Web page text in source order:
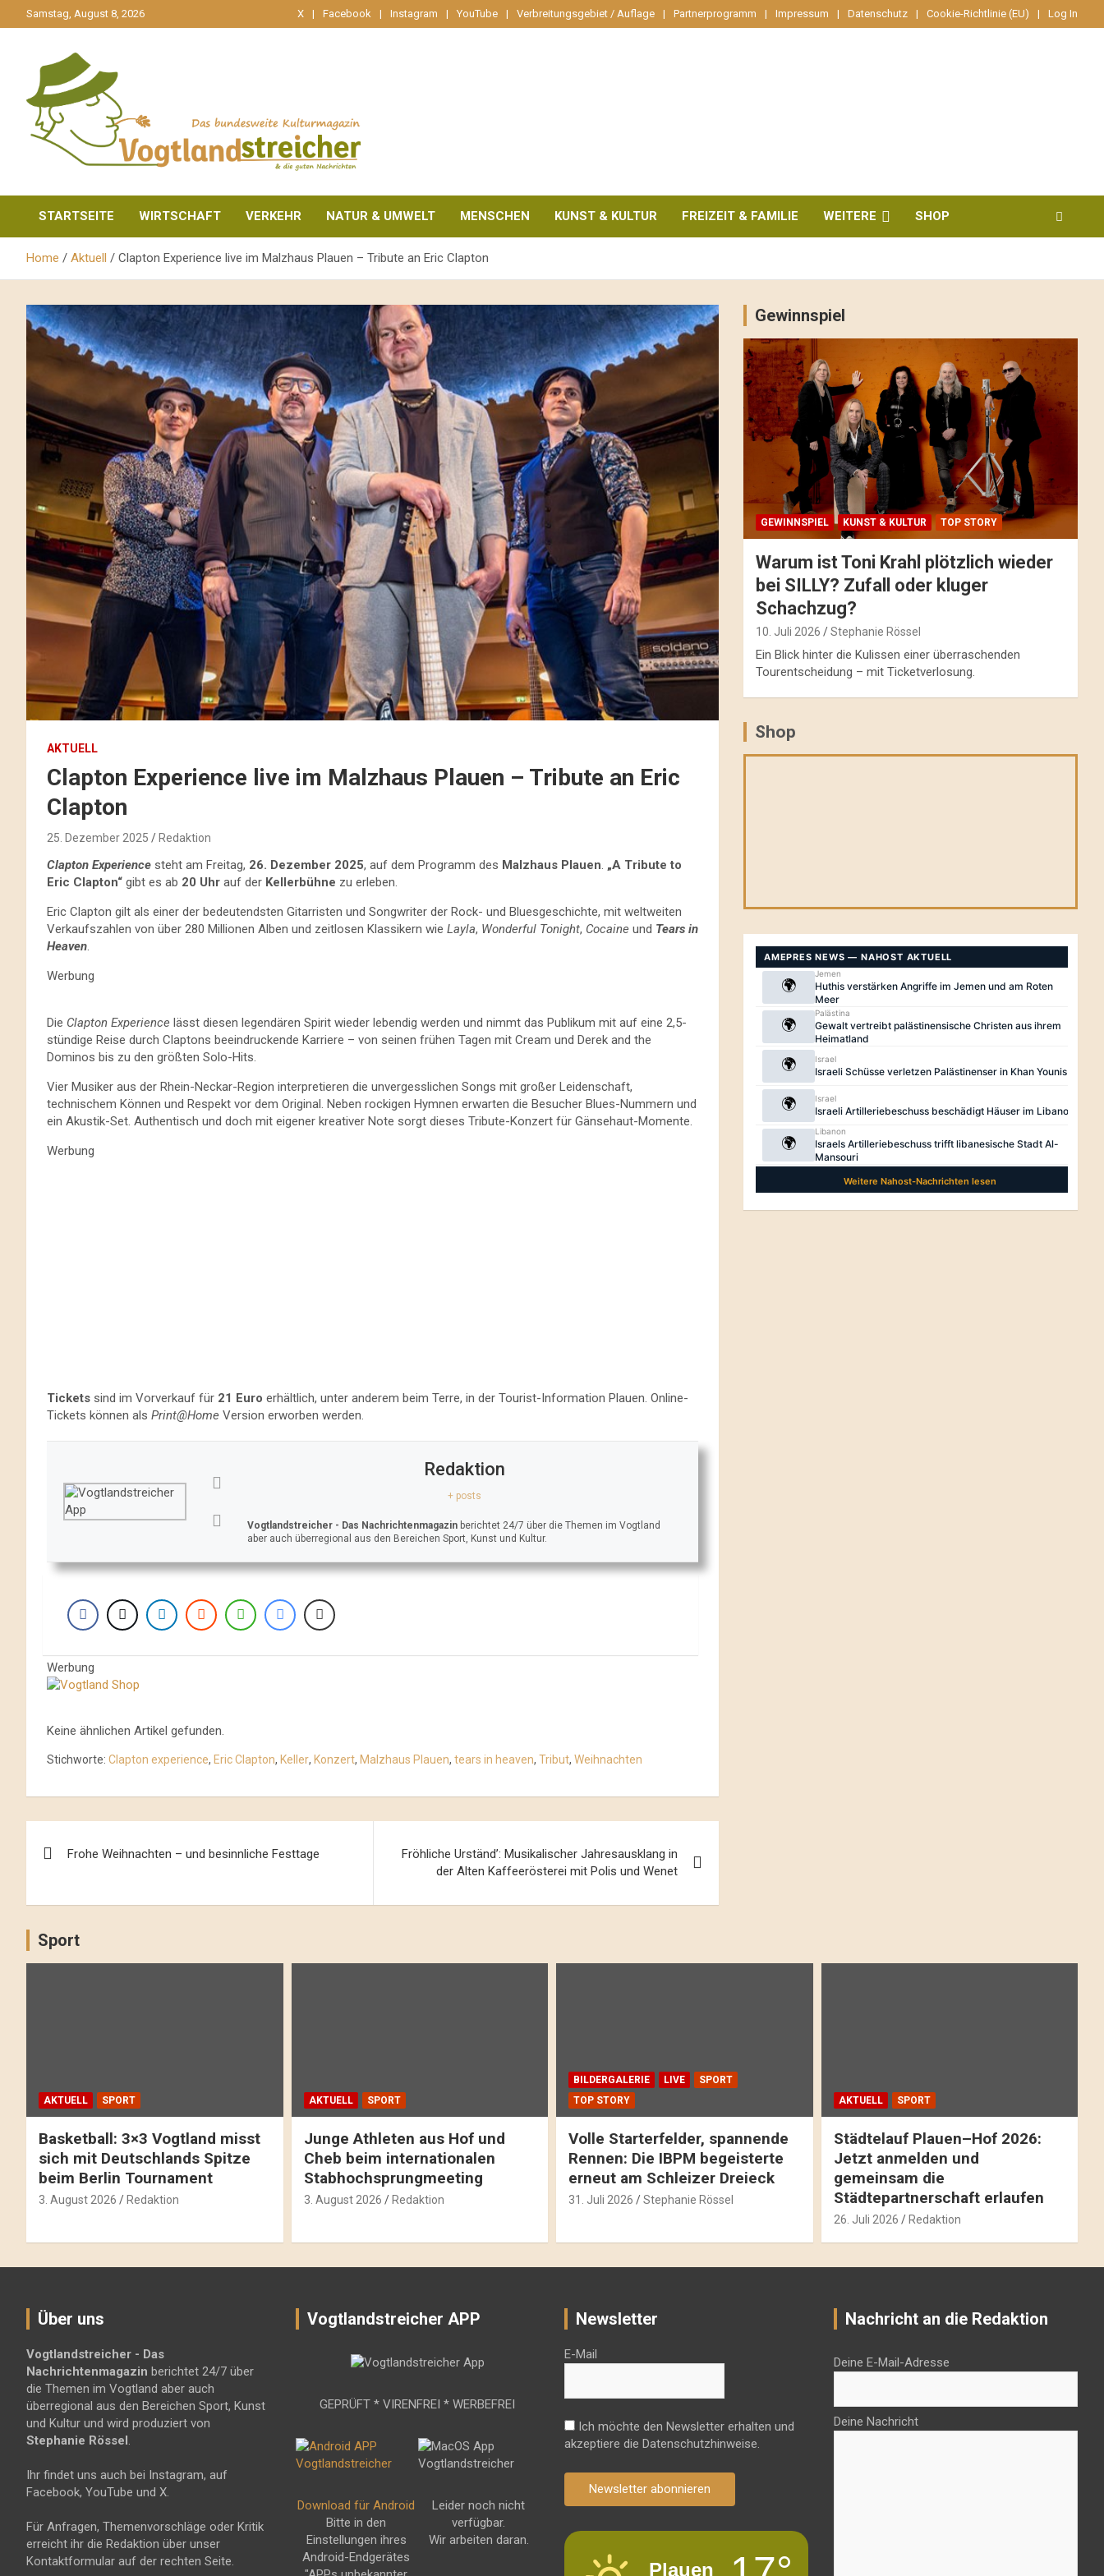
zum
Samstag, August 8, 2026 X Facebook Instagram YouTube Verbreitungsgebiet / Auflage Partnerprogramm Impressum Datenschutz Cookie-Richtlinie (EU) Log In
Vogtlandstreicher
STARTSEITE WIRTSCHAFT VERKEHR NATUR & UMWELT MENSCHEN KUNST & KULTUR FREIZEIT & FAMILIE WEITERE SHOP
Home Aktuell Clapton Experience live im Malzhaus Plauen – Tribute an Eric Clapton
AKTUELL
Clapton Experience live im Malzhaus Plauen – Tribute an Eric
Clapton
25. Dezember 2025 Redaktion
Clapton Experience steht am Freitag, 26. Dezember 2025, auf dem Programm des Malzhaus Plauen „A Tribute to
Eric Clapton“ gibt es ab 20 Uhr auf der Kellerbühne zu erleben.
Eric Clapton gilt als einer der bedeutendsten Gitarristen und Songwriter der Rock- und Bluesgeschichte, mit weltweiten
Verkaufszahlen von über 280 Millionen Alben und zeitlosen Klassikern wie Layla, Wonderful Tonight, Cocaine und Tears in
Heaven
Werbung
Die Clapton Experience lässt diesen legendären Spirit wieder lebendig werden und nimmt das Publikum mit auf eine 2,5-
stündige Reise durch Claptons beeindruckende Karriere – von seinen frühen Tagen mit Cream und Derek and the
Dominos bis zu den größten Solo-Hits.
Vier Musiker aus der Rhein-Neckar-Region interpretieren die unvergesslichen Songs mit großer Leidenschaft,
technischem Können und Respekt vor dem Original. Neben rockigen Hymnen erwarten die Besucher Blues-Nummern und
ein Akustik-Set. Authentisch und doch mit eigener kreativer Note sorgt dieses Tribute-Konzert für Gänsehaut-Momente.
Werbung
Tickets sind im Vorverkauf für 21 Euro erhältlich, unter anderem beim Terre, in der Tourist-Information Plauen. Online-
Tickets können als Print@Home Version erworben werden.
Redaktion
+ posts
Vogtlandstreicher - Das Nachrichtenmagazin berichtet 24/7 über die Themen im Vogtland
aber auch überregional aus den Bereichen Sport, Kunst und Kultur.
Werbung
Keine ähnlichen Artikel gefunden.
Stichworte: Clapton experience, Eric Clapton, Keller, Konzert, Malzhaus Plauen, tears in heaven, Tribut, Weihnachten
Frohe Weihnachten – und besinnliche Festtage
Fröhliche Urständ’: Musikalischer Jahresausklang in
der Alten Kaffeerösterei mit Polis und Wenet
Gewinnspiel
GEWINNSPIEL KUNST & KULTUR TOP STORY
Warum ist Toni Krahl plötzlich wieder
bei SILLY? Zufall oder kluger
Schachzug?
10. Juli 2026 Stephanie Rössel
Ein Blick hinter die Kulissen einer überraschenden
Tourentscheidung – mit Ticketverlosung.
Shop
Sport
AKTUELL SPORT
Basketball: 3×3 Vogtland misst
sich mit Deutschlands Spitze
beim Berlin Tournament
3. August 2026 Redaktion
AKTUELL SPORT
Junge Athleten aus Hof und
Cheb beim internationalen
Stabhochsprungmeeting
3. August 2026 Redaktion
BILDERGALERIE LIVE
SPORT
TOP STORY
Volle Starterfelder, spannende
Rennen: Die IBPM begeisterte
erneut am Schleizer Dreieck
31. Juli 2026 Stephanie Rössel
AKTUELL SPORT
Städtelauf Plauen–Hof 2026:
Jetzt anmelden und
gemeinsam die
Städtepartnerschaft erlaufen
26. Juli 2026 Redaktion
Über uns
Vogtlandstreicher - Das
Nachrichtenmagazin berichtet 24/7 über
die Themen im Vogtland aber auch
überregional aus den Bereichen Sport, Kunst
und Kultur und wird produziert von
Stephanie Rössel.
Ihr findet uns auch bei Instagram, auf
Facebook, YouTube und X.
Für Anfragen, Themenvorschläge oder Kritik
erreicht ihr die Redaktion über unser
Kontaktformular auf der rechten Seite.
Vogtlandstreicher APP
GEPRÜFT * VIRENFREI * WERBEFREI
Download für Android
Bitte in den
Einstellungen ihres
Android-Endgerätes
Leider noch nicht
verfügbar.
Wir arbeiten daran.
Newsletter
E-Mail
Ich möchte den Newsletter erhalten und
akzeptiere die Datenschutzhinweise.
Newsletter abonnieren
Plauen
Nachricht an die Redaktion
Deine E-Mail-Adresse
Deine Nachricht